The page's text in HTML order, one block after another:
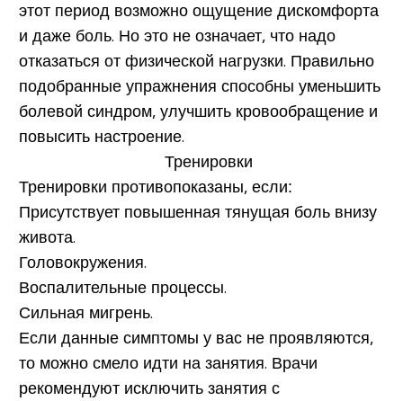
этот период возможно ощущение дискомфорта
и даже боль. Но это не означает, что надо
отказаться от физической нагрузки. Правильно
подобранные упражнения способны уменьшить
болевой синдром, улучшить кровообращение и
повысить настроение.
Тренировки противопоказаны, если:
Присутствует повышенная тянущая боль внизу
живота.
Головокружения.
Воспалительные процессы.
Сильная мигрень.
Если данные симптомы у вас не проявляются,
то можно смело идти на занятия. Врачи
рекомендуют исключить занятия с